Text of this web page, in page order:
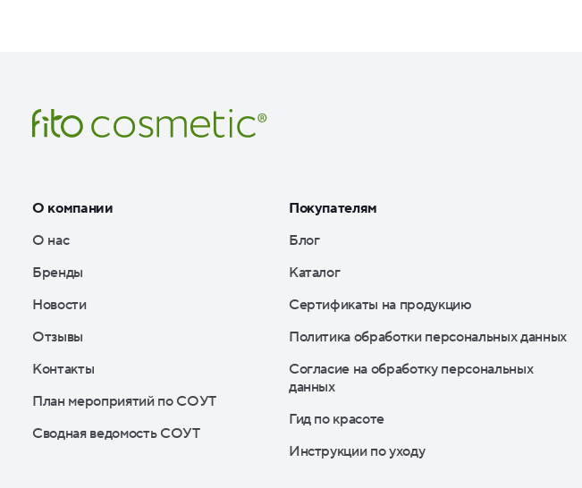
О компании
О нас
Бренды
Новости
Отзывы
Контакты
План мероприятий по СОУТ
Сводная ведомость СОУТ
Покупателям
Блог
Каталог
Сертификаты на продукцию
Политика обработки персональных данных
Согласие на обработку персональных
данных
Гид по красоте
Инструкции по уходу